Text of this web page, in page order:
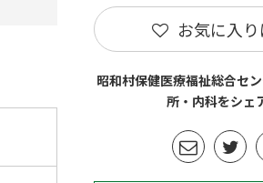
お気に入
昭和村保健医療福祉総合セ
所・内科をシェ